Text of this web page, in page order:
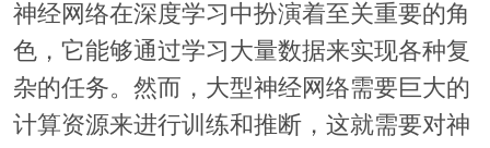
神经网络在深度学习中扮演着至关重要的角
色，它能够通过学习大量数据来实现各种复
杂的任务。然而，大型神经网络需要巨大的
计算资源来进行训练和推断，这就需要对神